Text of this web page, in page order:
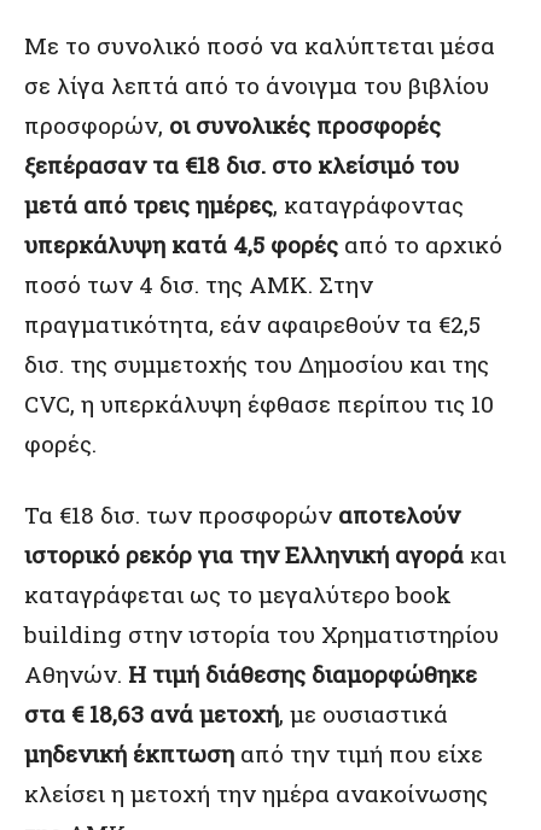
Με το συνολικό ποσό να καλύπτεται μέσα
σε λίγα λεπτά από το άνοιγμα του βιβλίου
προσφορών, οι συνολικές προσφορές
ξεπέρασαν τα €18 δισ. στο κλείσιμό του
μετά από τρεις ημέρες, καταγράφοντας
υπερκάλυψη κατά 4,5 φορές από το αρχικό
ποσό των 4 δισ. της ΑΜΚ. Στην
πραγματικότητα, εάν αφαιρεθούν τα €2,5
δισ. της συμμετοχής του Δημοσίου και της
CVC, η υπερκάλυψη έφθασε περίπου τις 10
φορές.
Τα €18 δισ. των προσφορών αποτελούν
ιστορικό ρεκόρ για την Ελληνική αγορά και
καταγράφεται ως το μεγαλύτερο book
building στην ιστορία του Χρηματιστηρίου
Αθηνών. Η τιμή διάθεσης διαμορφώθηκε
στα € 18,63 ανά μετοχή, με ουσιαστικά
μηδενική έκπτωση από την τιμή που είχε
κλείσει η μετοχή την ημέρα ανακοίνωσης